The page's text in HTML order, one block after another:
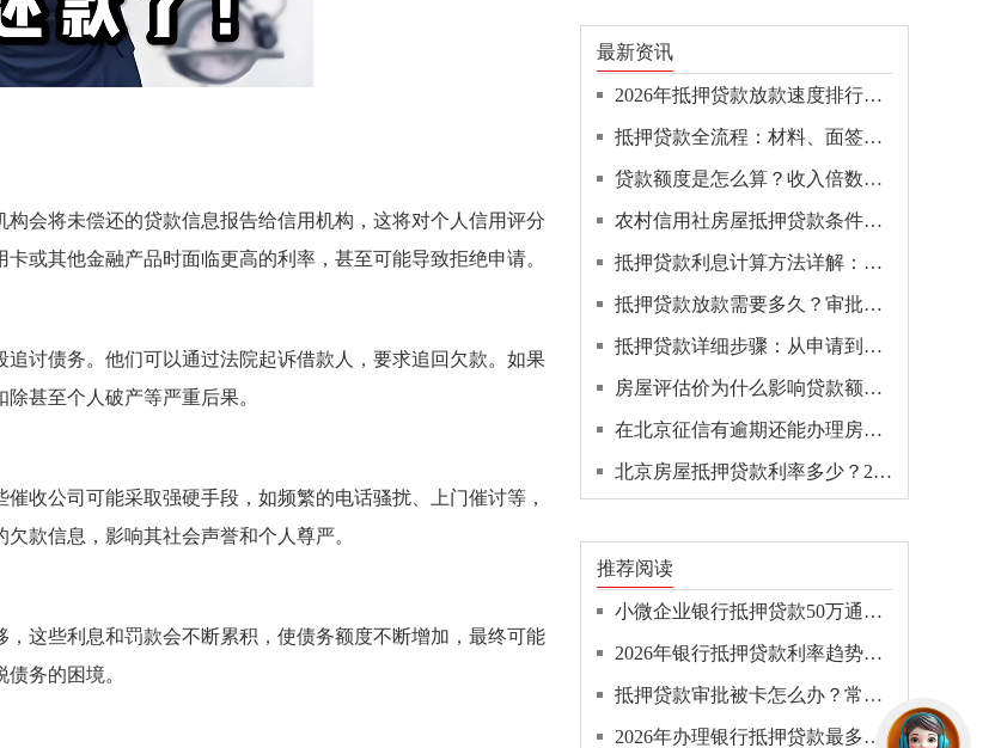
会将未偿还的贷款信息报告给信用机构，这将对个人信用评分
或其他金融产品时面临更高的利率，甚至可能导致拒绝申请。
讨债务。他们可以通过法院起诉借款人，要求追回欠款。如果
甚至个人破产等严重后果。
收公司可能采取强硬手段，如频繁的电话骚扰、上门催讨等，
款信息，影响其社会声誉和个人尊严。
这些利息和罚款会不断累积，使债务额度不断增加，最终可能
务的困境。
最新资讯
2026年抵押贷款放款速度排行：哪家银行最快几天到账？
抵押贷款全流程：材料、面签、抵押登记、放款全解析！
贷款额度是怎么算？收入倍数、负债率、抵押估值三步拆解
农村信用社房屋抵押贷款条件全解：最新申请材料清单！
抵押贷款利息计算方法详解：本息与本金哪个更省钱？
抵押贷款放款需要多久？审批+抵押登记+放款全链路拆解！
抵押贷款详细步骤：从申请到放款的10个环节全拆解！
房屋评估价为什么影响贷款额度？
在北京征信有逾期还能办理房抵贷吗？
北京房屋抵押贷款利率多少？2026年最新银行利率汇总
推荐阅读
小微企业银行抵押贷款50万通常需要什么条件？一文全解！
2026年银行抵押贷款利率趋势深度分析！
抵押贷款审批被卡怎么办？常见原因和解决办法！
2026年办理银行抵押贷款最多能贷多少钱？限额是多少？